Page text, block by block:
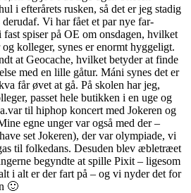
i efterårets rusken, så det er jeg stadig
Vi har fået et par nye far-
spiser på OE om onsdagen, hvilket
kolleger, synes er enormt hyggeligt.
at Geocache, hvilket betyder at finde
med en lille gåtur. Máni synes det er
får øvet at gå. På skolen har jeg,
passet hele butikken i en uge og
til hiphop koncert med Jokeren og
egne unger var også med der –
set Jokeren), der var olympiade, vi
til folkedans. Desuden blev æbletræet
begyndte at spille Pixit – ligesom
i alt er der fart på – og vi nyder det for
🙂